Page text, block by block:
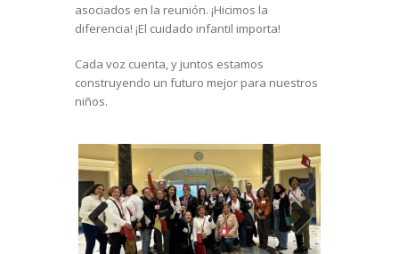
asociados en la reunión. ¡Hicimos la
diferencia! ¡El cuidado infantil importa!
Cada voz cuenta, y juntos estamos
construyendo un futuro mejor para nuestros
niños.
Previo
Next